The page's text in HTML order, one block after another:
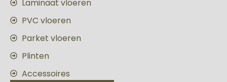
Laminaat vloeren
PVC vloeren
Parket vloeren
Plinten
Accessoires